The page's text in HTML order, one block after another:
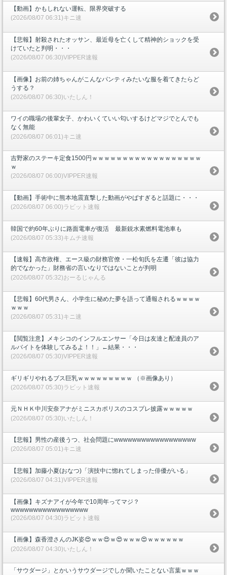
【動画】かもしれない運転、限界突破する
(2026/08/07 06:31)キニ速
【悲報】射殺されたオッサン、最近母を亡くして精神的ショックを受
けていたと判明・・・
(2026/08/07 06:30)VIPPER速報
【画像】お前の姉ちゃんがこんなパンティみたいな服を着てきたらど
うする？
(2026/08/07 06:30)いたしん！
ワイの職場の後輩女子、かわいくていい匂いするけどマジでとんでも
なく無能
(2026/08/07 06:01)キニ速
吉野家のステーキ定食1500円ｗｗｗｗｗｗｗｗｗｗｗｗｗｗｗｗｗｗ
ｗ
(2026/08/07 06:00)VIPPER速報
【動画】手術中に熊本地震直撃した動画がやばすぎると話題に・・・
(2026/08/07 06:00)ラビット速報
韓国で約60年ぶりに路面電車が復活 最新鋭水素燃料電池車も
(2026/08/07 05:33)キムチ速報
【速報】高市政権、エース級の財務官僚・一松旬氏を左遷「彼は協力
的でなかった」財務省の言いなりではないことが判明
(2026/08/07 05:32)おーるじゃんる
【悲報】60代男さん、小学生に秘めた夢を語って通報されるｗｗｗｗ
ｗｗｗ
(2026/08/07 05:31)キニ速
【閲覧注意】メキシコのインフルエンサー「今日は友達と配達員のア
ルバイトを体験してみるよ！！」←結果・・・
(2026/08/07 05:30)VIPPER速報
ギリギリやれるブス巨乳ｗｗｗｗｗｗｗｗｗ （※画像あり）
(2026/08/07 05:30)ラビット速報
元ＮＨＫ中川安奈アナがミニスカポリスのコスプレ披露ｗｗｗｗｗ
(2026/08/07 05:30)いたしん！
【悲報】男性の産後うつ、社会問題にwwwwwwwwwwwwwwwwww
(2026/08/07 05:01)キニ速
【悲報】加藤小夏(おなつ)「演技中に惚れてしまった俳優がいる」
(2026/08/07 04:31)VIPPER速報
【画像】キズナアイが今年で10周年ってマジ？
wwwwwwwwwwwwwwwww
(2026/08/07 04:30)ラビット速報
【画像】森香澄さんのJK姿😍ｗｗ😍ｗ😍ｗｗｗ😍ｗｗｗｗｗｗ
(2026/08/07 04:30)いたしん！
「サウダージ」とかいうサウダージでしか聞いたことない言葉ｗｗｗ